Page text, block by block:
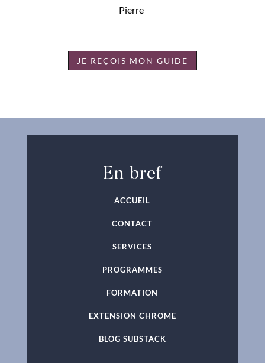
Pierre
JE REÇOIS MON GUIDE
En bref
ACCUEIL
CONTACT
SERVICES
PROGRAMMES
FORMATION
EXTENSION CHROME
BLOG SUBSTACK